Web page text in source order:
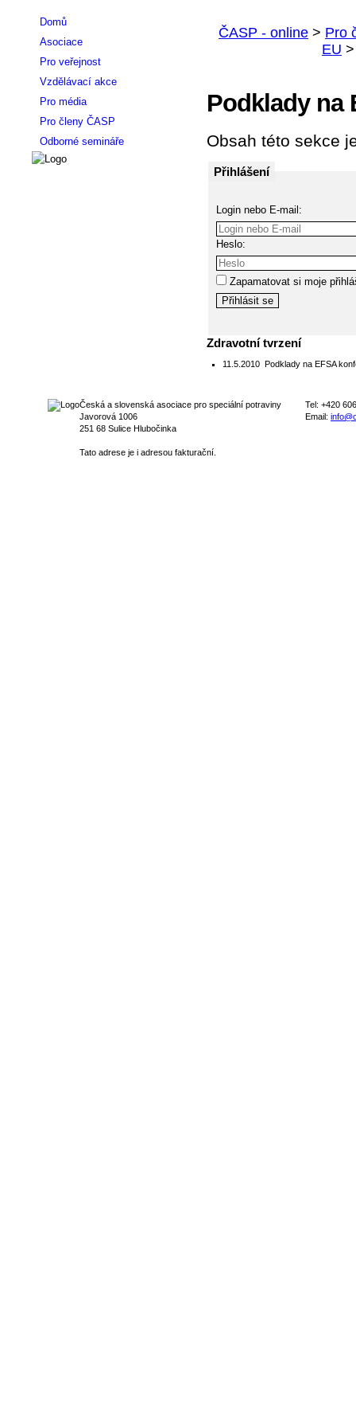
Podklady na
Obsah této sekce
Přihlášení
Login nebo E-mail:
Heslo:
Zapamatovat si moje
Zdravotní tvrzení
11.5.2010 Podklady na EFSA
Domů
Asociace
Pro veřejnost
Vzdělávací akce
Pro média
Pro členy ČASP
Odborné semináře
Česká a slovenská asociace pro speciální potraviny
Javorová 1006
251 68 Sulice Hlubočinka
Tato adrese je i adresou fakturační.
Tel: +420
Email: